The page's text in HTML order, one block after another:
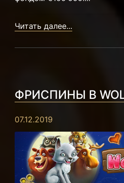
Читать далее...
ФРИСПИНЫ В
07.12.2019